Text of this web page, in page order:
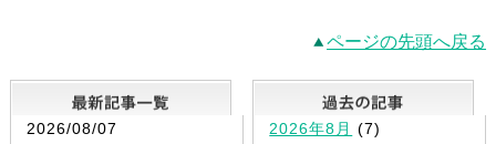
ページの先頭へ戻る
最新記事一覧
2026/08/07
2026年8月 (7)